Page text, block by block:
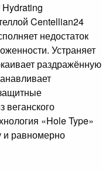
Centellian24
недостаток
Устраняет
раздражённую
«Hole Type»
и равномерно